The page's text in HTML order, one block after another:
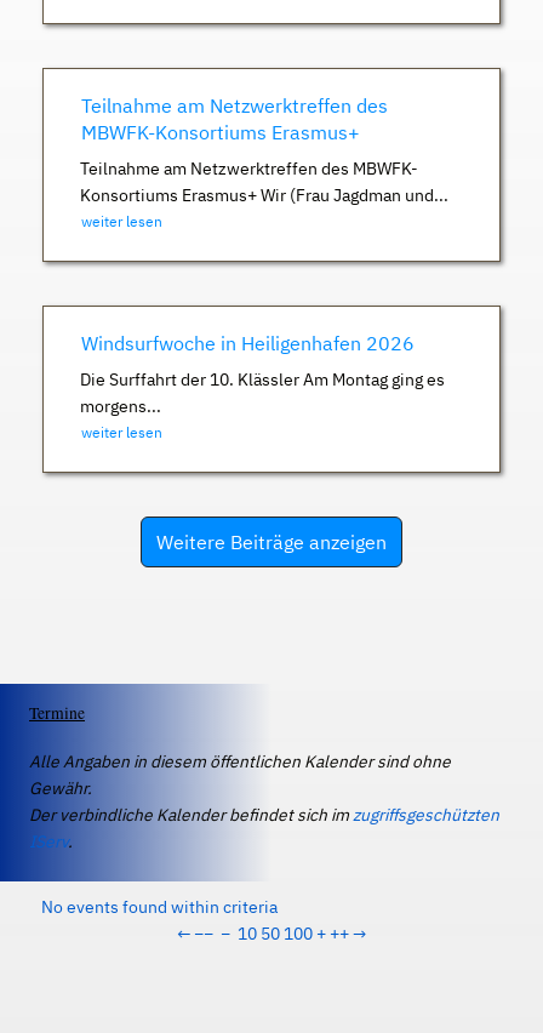
Teilnahme am Netzwerktreffen des
MBWFK-Konsortiums Erasmus+
Teilnahme am Netzwerktreffen des MBWFK-
Konsortiums Erasmus+ Wir (Frau Jagdman und...
weiter lesen
Windsurfwoche in Heiligenhafen 2026
Die Surffahrt der 10. Klässler Am Montag ging es
morgens...
weiter lesen
Weitere Beiträge anzeigen
Termine
Alle Angaben in diesem öffentlichen Kalender sind ohne
Gewähr.
Der verbindliche Kalender befindet sich imzugriffsgeschützten
IServ.
No events found within criteria
← −− − 10 50 100 + ++→